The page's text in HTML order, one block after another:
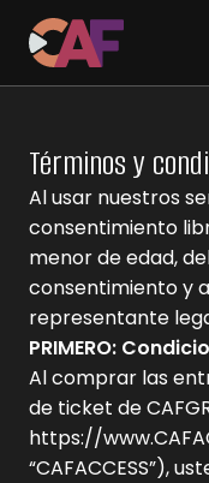
Términos y
Al usar nuestros
consentimiento
menor de edad,
consentimiento y
representante
PRIMERO:
Al comprar las
de ticket de
https://
“CAFACCESS”),